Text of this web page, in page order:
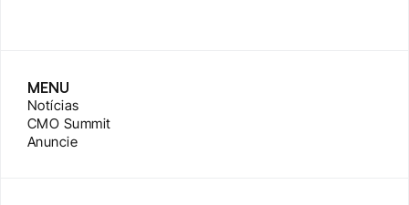
MENU
Notícias
CMO Summit
Anuncie